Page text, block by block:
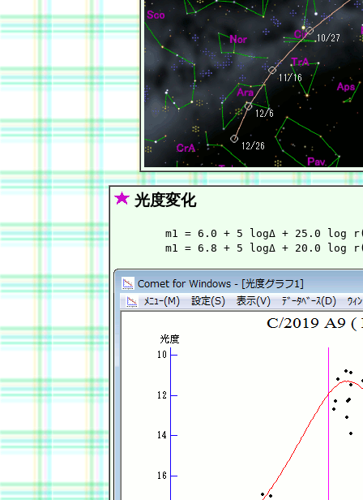
光度変化
m1 = 6.0 + 5 logΔ + 25.0 log